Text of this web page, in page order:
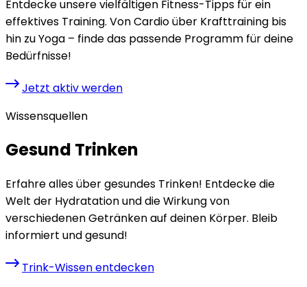
Entdecke unsere vielfältigen Fitness-Tipps für ein
effektives Training. Von Cardio über Krafttraining bis
hin zu Yoga – finde das passende Programm für deine
Bedürfnisse!
Jetzt aktiv werden
Wissensquellen
Gesund Trinken
Erfahre alles über gesundes Trinken! Entdecke die
Welt der Hydratation und die Wirkung von
verschiedenen Getränken auf deinen Körper. Bleib
informiert und gesund!
Trink-Wissen entdecken